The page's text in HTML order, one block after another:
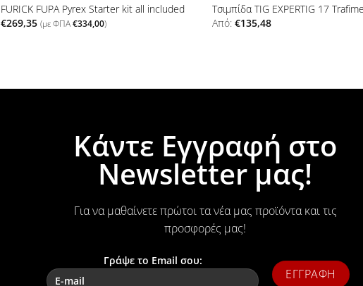
FURICK FUPA Pyrex Starter kit all included
€269,35 (με ΦΠΑ €334,00)
Τσιμπίδα TIG EXPERTIG 17
Από: €135,48
Κάντε Εγγραφή στο
Newsletter μας!
Για να μαθαίνετε πρώτοι τα νέα μας προϊόντα και τις
προσφορές μας!
Γράψε το Email σου: